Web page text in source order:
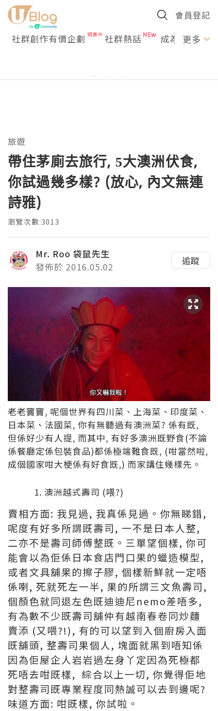
會員登記
社群創作有價企劃 社群熱話 成為U更多
旅遊
帶住茅廁去旅行, 5大澳洲伏食,
你試過幾多樣? (放心, 內文無連
詩雅)
瀏覽次數:3013
Mr. Roo 袋鼠先生
發佈於 2016.05.02
追蹤
老老竇竇, 呢個世界有四川菜、上海菜、印度菜、
日本菜、法國菜, 你有無聽過有澳洲菜? 係有既,
但係好少有人提, 而其中, 有好多澳洲既野食(不論
係餐廳定係包裝食品)都係極端難食既, (咁當然啦,
成個國家咁大梗係有好食既,) 而家講住幾樣先。
澳洲越式壽司 (喂?)
賣相方面: 我見過, 我真係見過。你無睇錯,
呢度有好多所謂既壽司, 一不是日本人整,
二亦不是壽司師傅整既。三單望個樣, 你可
能會以為佢係日本食店門口果的蠟造模型,
或者文具舖果的擦子膠, 個樣新鮮就一定唔
係喇, 死就死左一半, 果的所謂三文魚壽司,
個顏色就同退左色既迪迪尼nemo差唔多,
有為數不少既壽司舖仲有越南春卷同炒麵
賣添 (又喂?!), 有的可以望到入個廚房入面
既舖頭, 整壽司果個人, 塊面就黑到唔知係
因為佢屋企人岩岩過左身丫定因為死極都
死唔去咁既樣, 綜合以上一切, 你覺得佢地
對整壽司既專業程度同熱誠可以去到邊呢?
味道方面: 咁既樣, 你試啦。